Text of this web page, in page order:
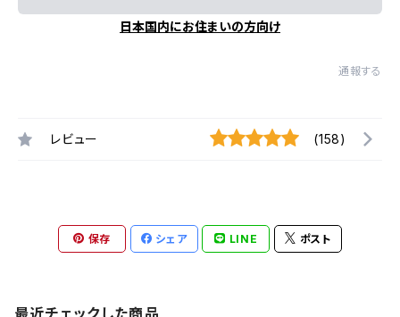
日本国内にお住まいの方向け
通報する
レビュー (158)
保存 シェア LINE ポスト
最近チェックした商品